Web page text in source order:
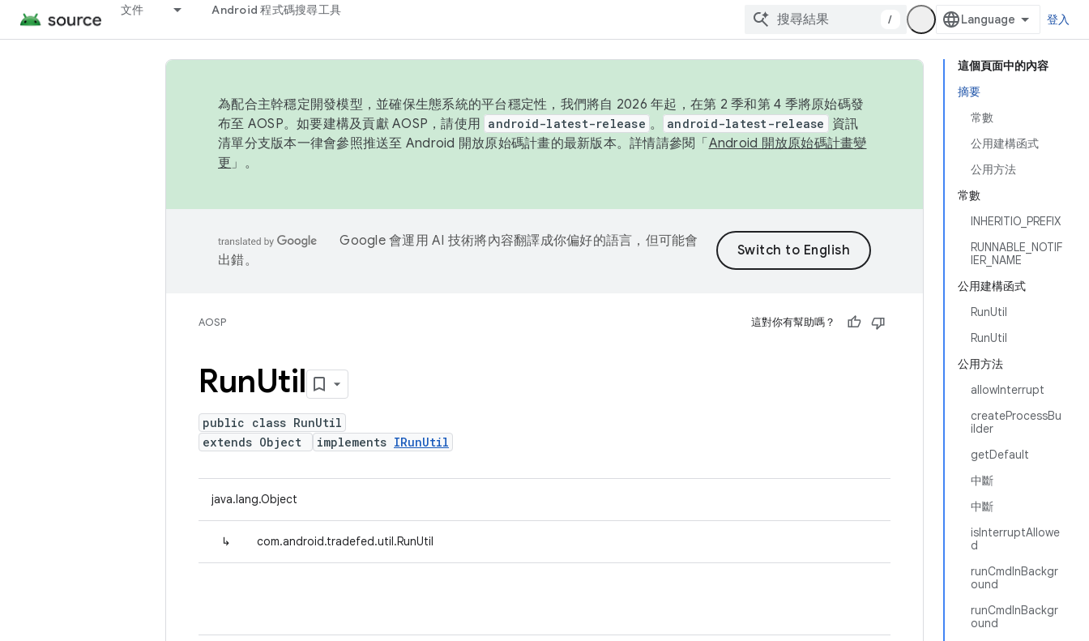
文件 Android 程式碼搜尋工具
/ 登入
這個頁面中的內容
摘要
常數
公用建構函式
公用方法
常數
INHERITIO_PREFIX
RUNNABLE_NOTIF
IER_NAME
公用建構函式
RunUtil
RunUtil
公用方法
allowInterrupt
createProcessBu
ilder
getDefault
中斷
中斷
isInterruptAllowe
d
runCmdInBackgr
ound
runCmdInBackgr
ound
為配合主幹穩定開發模型，並確保生態系統的平台穩定性，我們將自 2026 年起，在第 2 季和第 4 季將原始碼發
布至 AOSP。如要建構及貢獻 AOSP，請使用 android-latest-release 。 android-latest-release
資訊
清單分支版本一律會參照推送至 Android 開放原始碼計畫的最新版本。詳情請參閱「 Android 開放原始碼計畫變
更 」。
Google 會運用 AI 技術將內容翻譯成你偏好的語言，但可能會
出錯。
AOSP 這對你有幫助嗎？
RunUtil
public class RunUtil
extends Object
implements IRunUtil
java.lang.Object
↳ com.android.tradefed.util.RunUtil